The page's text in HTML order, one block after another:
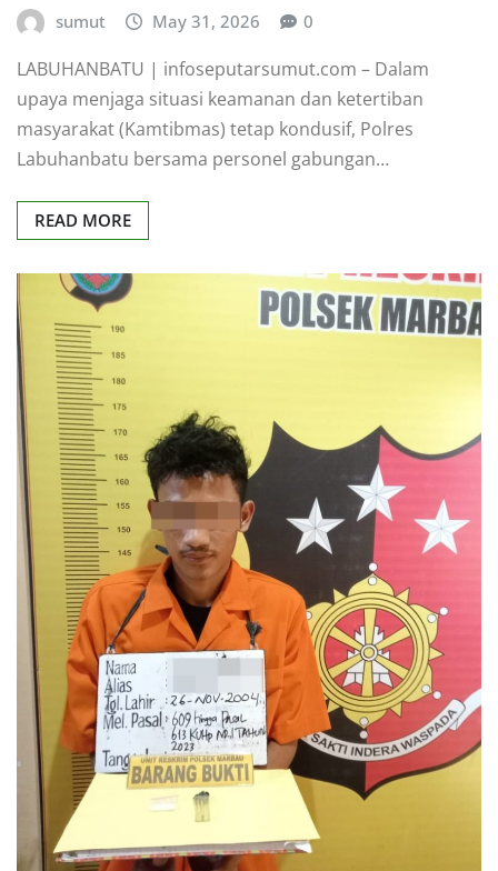
sumut May 31, 2026 0
LABUHANBATU | infoseputarsumut.com – Dalam
upaya menjaga situasi keamanan dan ketertiban
masyarakat (Kamtibmas) tetap kondusif, Polres
Labuhanbatu bersama personel gabungan…
READ MORE